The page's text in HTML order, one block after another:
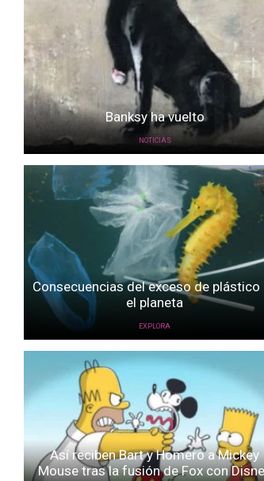
Banksy ha vuelto
NOTICIAS
Consecuencias del exceso de plástico
el planeta
EXPLORA
Así reciben Bart y Homero a Mickey
Mouse tras la fusión de Fox con